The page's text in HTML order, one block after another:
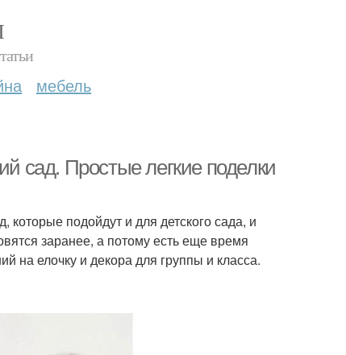
мебель
сад. Простые легкие поделки
которые подойдут и для детского сада, и
заранее, а потому есть еще время
на елочку и декора для группы и класса.